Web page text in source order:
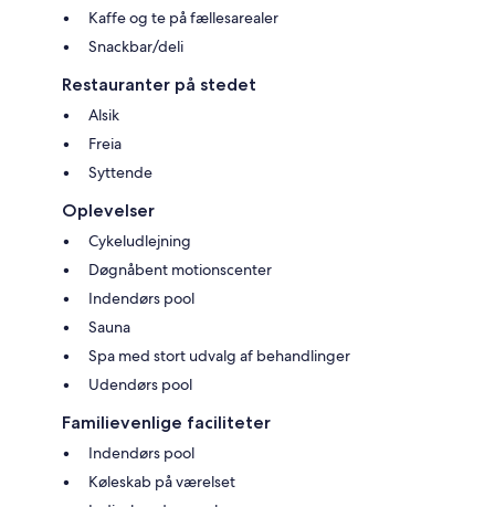
Kaffe og te på fællesarealer
Snackbar/deli
Restauranter på stedet
Alsik
Freia
Syttende
Oplevelser
Cykeludlejning
Døgnåbent motionscenter
Indendørs pool
Sauna
Spa med stort udvalg af behandlinger
Udendørs pool
Familievenlige faciliteter
Indendørs pool
Køleskab på værelset